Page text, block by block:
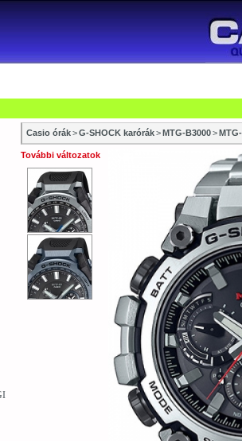
Casio órák>G-SHOCK karórák>MTG-B3000>
További változatok